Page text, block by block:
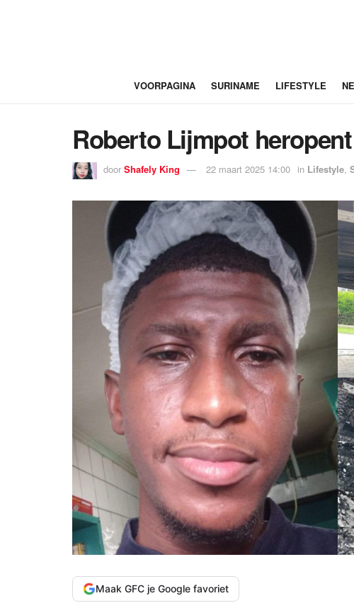
VOORPAGINA SURINAME LIFESTYLE
Roberto Lijmpot
door Shafely King 22 maart 2025 14:00 in Lifestyle,
Maak GFC je Google favoriet